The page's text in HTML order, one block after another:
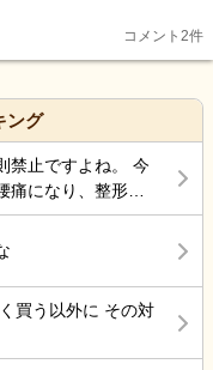
別なのでしょうか？
コメント 2件
ング
禁止ですよね。 今
になり、整形受
ます。
買う以外に その対